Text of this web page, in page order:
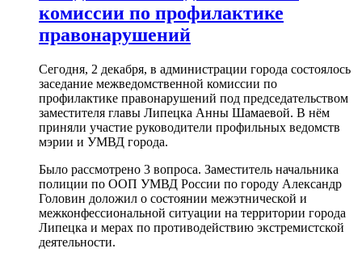
комиссии по профилактике
правонарушений
Сегодня, 2 декабря, в администрации города состоялось
заседание межведомственной комиссии по
профилактике правонарушений под председательством
заместителя главы Липецка Анны Шамаевой. В нём
приняли участие руководители профильных ведомств
мэрии и УМВД города.
Было рассмотрено 3 вопроса. Заместитель начальника
полиции по ООП УМВД России по городу Александр
Головин доложил о состоянии межэтнической и
межконфессиональной ситуации на территории города
Липецка и мерах по противодействию экстремистской
деятельности.